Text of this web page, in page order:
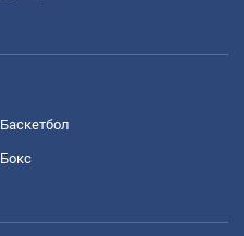
Баскетбол
Бокс